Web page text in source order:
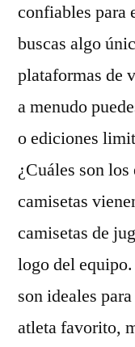
confiables para
buscas algo
plataformas de
a menudo
o ediciones
¿Cuáles son
camisetas
camisetas de
logo del
son ideales
atleta favorito,